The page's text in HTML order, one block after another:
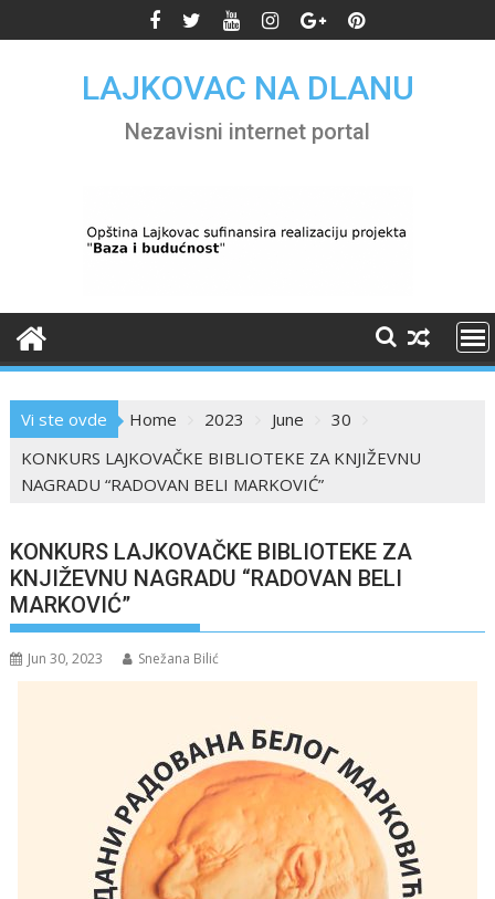
to
LAJKOVAC NA DLANU
Nezavisni internet portal
Vi ste ovde Home 2023 June
30
KONKURS LAJKOVAČKE BIBLIOTEKE ZA KNJIŽEVNU
NAGRADU “RADOVAN BELI MARKOVIĆ”
KONKURS LAJKOVAČKE BIBLIOTEKE ZA
KNJIŽEVNU NAGRADU “RADOVAN BELI
MARKOVIĆ”
Jun 30, 2023 Snežana Bilić